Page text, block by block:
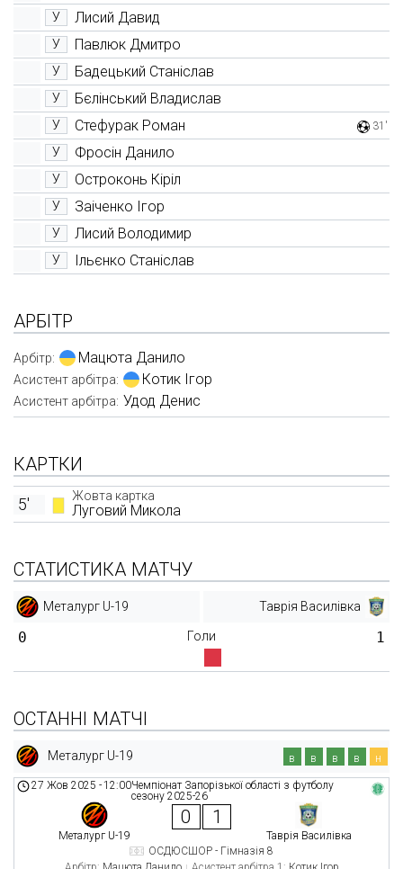
У Лисий Давид
У Павлюк Дмитро
У Бадецький Станіслав
У Бєлінський Владислав
У Стефурак Роман 31'
У Фросін Данило
У Остроконь Кіріл
У Заіченко Ігор
У Лисий Володимир
У Ільєнко Станіслав
АРБІТР
Арбітр: Мацюта Данило
Асистент арбітра: Котик Ігор
Асистент арбітра: Удод Денис
КАРТКИ
Жовта картка
Луговий Микола
5'
СТАТИСТИКА МАТЧУ
Металург U-19 Таврія Василівка
0 Голи 1
ОСТАННІ МАТЧІ
Металург U-19 в в в в н
Чемпіонат Запорізької області з футболу
сезону 2025-26
27 Жов 2025 -12:00
Металург U-19
0 1
Таврія Василівка
ОСДЮСШОР - Гімназія 8